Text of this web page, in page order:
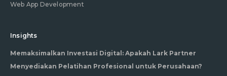
Web App Development
Insights
Memaksimalkan Investasi Digital: Apakah Lark Partner
Menyediakan Pelatihan Profesional untuk Perusahaan?